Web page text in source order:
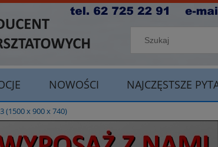
NOWOŚCI NAJCZĘSTSZE
(1500 x 900 x 740)